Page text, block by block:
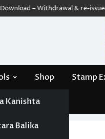
– Withdrawal & re-issued
Kanishta
Balika
Shop Stamp